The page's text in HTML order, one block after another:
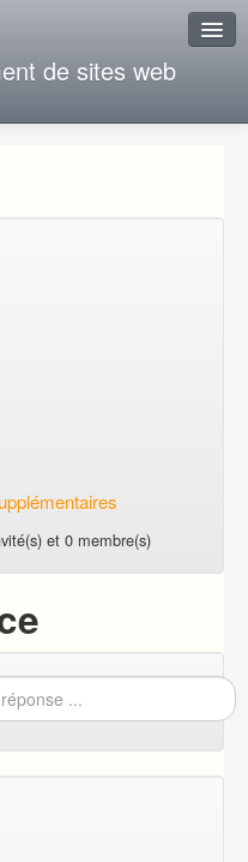
de sites web
et 0 membre(s)